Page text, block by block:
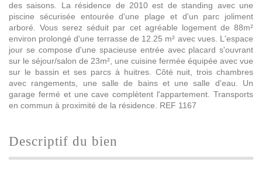
des saisons. La résidence de 2010 est de standing avec une
piscine sécurisée entourée d'une plage et d'un parc joliment
arboré. Vous serez séduit par cet agréable logement de 88m²
environ prolongé d'une terrasse de 12.25 m² avec vues. L'espace
jour se compose d'une spacieuse entrée avec placard s'ouvrant
sur le séjour/salon de 23m², une cuisine fermée équipée avec vue
sur le bassin et ses parcs à huitres. Côté nuit, trois chambres
avec rangements, une salle de bains et une salle d'eau. Un
garage fermé et une cave complètent l'appartement. Transports
en commun à proximité de la résidence. REF 1167
descriptif du bien